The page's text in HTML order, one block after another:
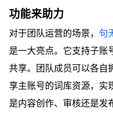
功能来助力
对于团队运营的场景， 句
是一大亮点。它支持子账
共享。团队成员可以各自
享主账号的词库资源，实
是内容创作、审核还是发